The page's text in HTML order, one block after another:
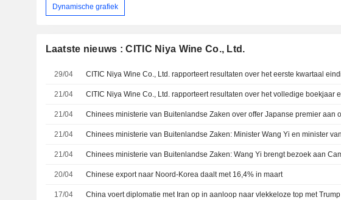
Dynamische grafiek
Laatste nieuws : CITIC Niya Wine Co., Ltd.
29/04
21/04
21/04
21/04
21/04
20/04 Chinese export naar Noord-Korea daalt met 16,4% in maart
17/04 China voert diplomatie met Iran op in aanloop naar vlekkeloze top met Trump